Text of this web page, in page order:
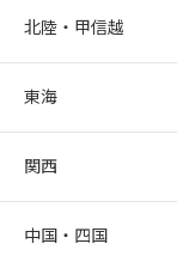
北陸・甲信越
東海
関西
中国・四国